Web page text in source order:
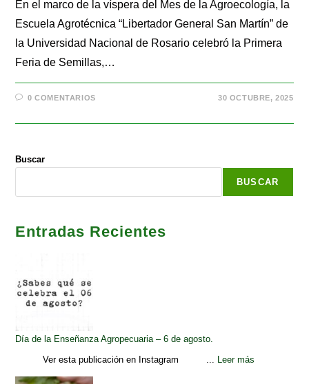
En el marco de la víspera del Mes de la Agroecología, la
Escuela Agrotécnica “Libertador General San Martín” de
la Universidad Nacional de Rosario celebró la Primera
Feria de Semillas,…
0 COMENTARIOS 30 OCTUBRE, 2025
Buscar
BUSCAR
Entradas Recientes
Día de la Enseñanza Agropecuaria – 6 de agosto.
Ver esta publicación en Instagram ...
Leer más